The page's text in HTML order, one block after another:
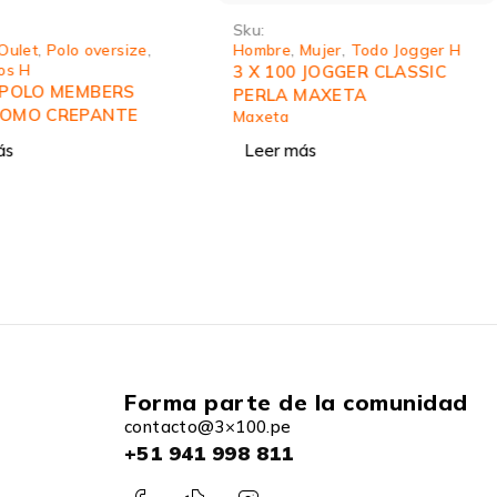
, Polo oversize
H
MEMBERS
CREPANTE
Sku:
Hombre ,Mujer Todo Jogger H
3 X 100 JOGGER CLASSIC
PERLA MAXETA
Maxeta
Leer más
Forma parte de la comunidad
contacto@3×100.pe
+51 941 998 811